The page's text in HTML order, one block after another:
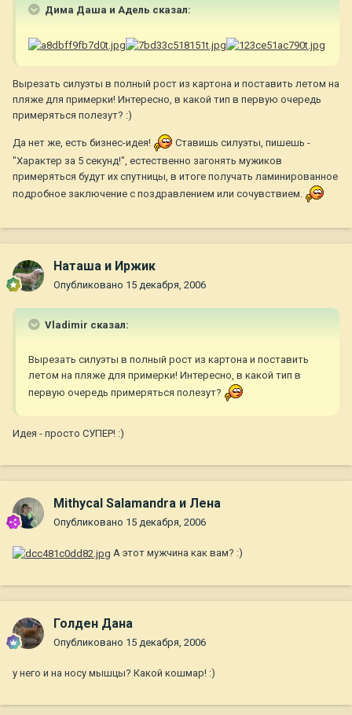
Дима Даша и Адель сказал:
Вырезать силуэты в полный рост из картона и поставить летом на
пляже для примерки! Интересно, в какой тип в первую очередь
примеряться полезут? :)
Да нет же, есть бизнес-идея!
Ставишь силуэты, пишешь -
"Характер за 5 секунд!", естественно загонять мужиков
примеряться будут их спутницы, в итоге получать ламинированное
подробное заключение с поздравлением или сочувствием.
Наташа и Иржик
Опубликовано 15 декабря, 2006
Vladimir сказал:
Вырезать силуэты в полный рост из картона и поставить
летом на пляже для примерки! Интересно, в какой тип в
первую очередь примеряться полезут?
Идея - просто СУПЕР! :)
Mithycal Salamandra и Лена
Опубликовано 15 декабря, 2006
А этот мужчина как вам? :)
Голден Дана
Опубликовано 15 декабря, 2006
у него и на носу мышцы? Какой кошмар! :)